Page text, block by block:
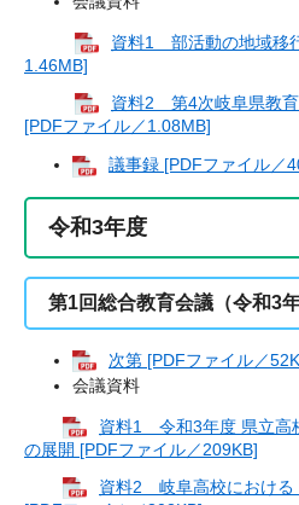
資料1 部活動の地域移
1.46MB]
資料2 第4次岐阜県教
[PDFファイル／1.08MB]
議事録 [PDFファイル／
令和3年度
第1回総合教育会議（令和3
次第 [PDFファイル／
会議資料
資料1 令和3年度 県立高
の展開 [PDFファイル／209KB]
資料2 岐阜高校における